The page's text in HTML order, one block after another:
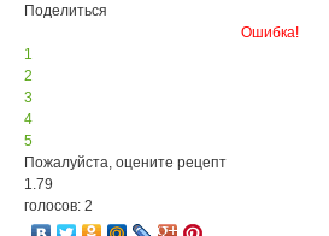
Поделиться
Ошибка!
1
2
3
4
5
Пожалуйста, оцените рецепт
1.79
голосов: 2